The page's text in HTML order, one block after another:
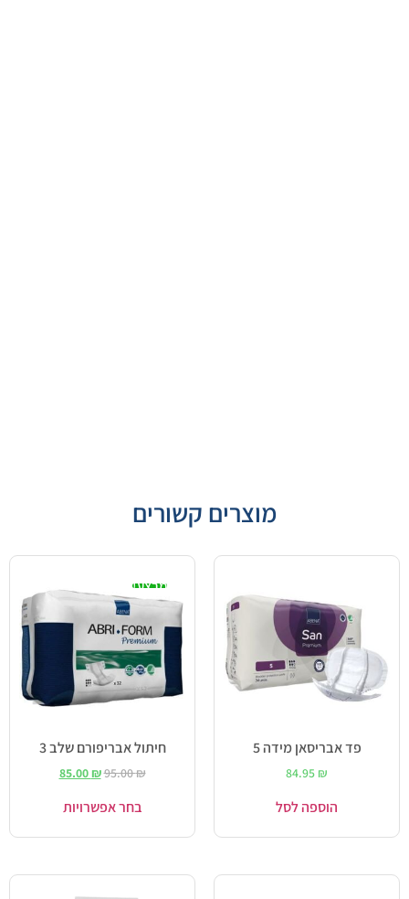
מוצרים קשורים
פד אבריסאן מידה 5
84.95 ₪
הוספה לסל
מבצע!
חיתול אבריפורם שלב 3
95.00₪
85.00₪
בחר אפשרויות